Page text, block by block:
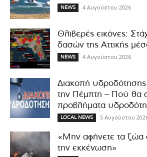
NEWS 4 Αυγούστου 2026
Θλιβερές εικόνες:
δασών της Αττικής
NEWS 4 Αυγούστου 2026
Διακοπή
την Πέμπτη – Πού θα
προβλήματα
LOCAL NEWS 5 Αυγούστου
«Μην αφήνετε τα ζώα
την εκκένωση»